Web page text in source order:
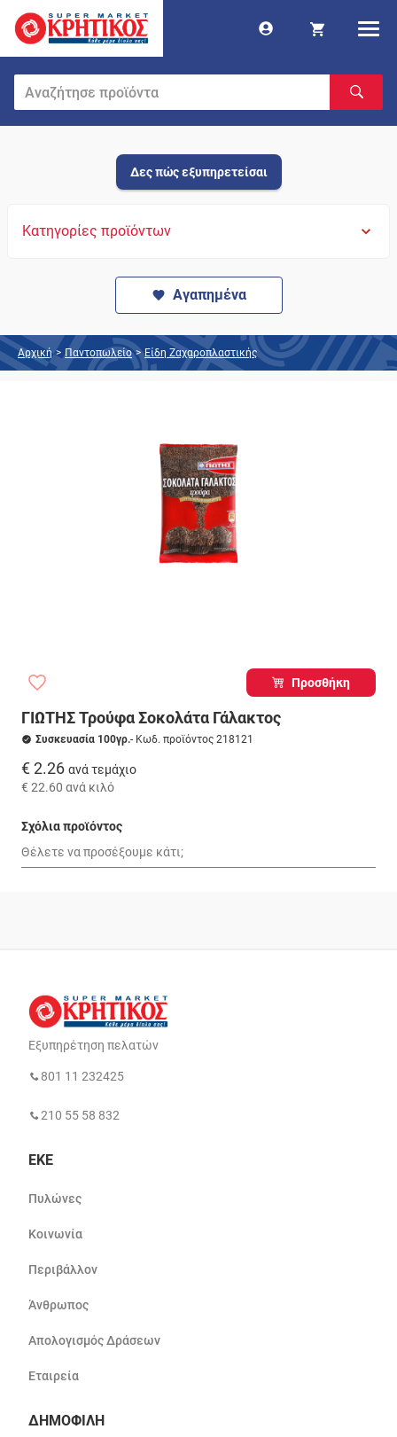
Δες πώς εξυπηρετείσαι
Κατηγορίες προϊόντων
Αγαπημένα
Αρχική > Παντοπωλείο > Είδη Ζαχαροπλαστικής
Προσθήκη
ΓΙΩΤΗΣ Τρούφα Σοκολάτα Γάλακτος
Συσκευασία 100γρ.- Κωδ. προϊόντος 218121
€ 2.26 ανά τεμάχιο
€ 22.60 ανά κιλό
Σχόλια προϊόντος
Εξυπηρέτηση πελατών
801 11 232425
210 55 58 832
ΕΚΕ
Πυλώνες
Κοινωνία
Περιβάλλον
Άνθρωπος
Απολογισμός Δράσεων
Εταιρεία
ΔΗΜΟΦΙΛΗ